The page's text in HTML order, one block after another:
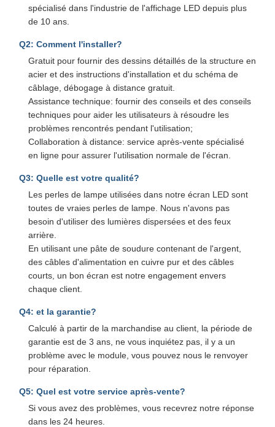
spécialisé dans l'industrie de l'affichage LED depuis plus
de 10 ans.
Q2: Comment l'installer?
Gratuit pour fournir des dessins détaillés de la structure en
acier et des instructions d'installation et du schéma de
câblage, débogage à distance gratuit.
Assistance technique: fournir des conseils et des conseils
techniques pour aider les utilisateurs à résoudre les
problèmes rencontrés pendant l'utilisation;
Collaboration à distance: service après-vente spécialisé
en ligne pour assurer l'utilisation normale de l'écran.
Q3: Quelle est votre qualité?
Les perles de lampe utilisées dans notre écran LED sont
toutes de vraies perles de lampe. Nous n'avons pas
besoin d'utiliser des lumières dispersées et des feux
arrière.
En utilisant une pâte de soudure contenant de l'argent,
des câbles d'alimentation en cuivre pur et des câbles
courts, un bon écran est notre engagement envers
chaque client.
Q4: et la garantie?
Calculé à partir de la marchandise au client, la période de
garantie est de 3 ans, ne vous inquiétez pas, il y a un
problème avec le module, vous pouvez nous le renvoyer
pour réparation.
Q5: Quel est votre service après-vente?
Si vous avez des problèmes, vous recevrez notre réponse
dans les 24 heures.